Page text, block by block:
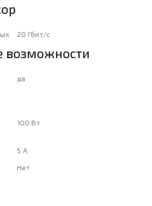
20 Гбит/с
возможности
да
100 Вт
5 А
Нет